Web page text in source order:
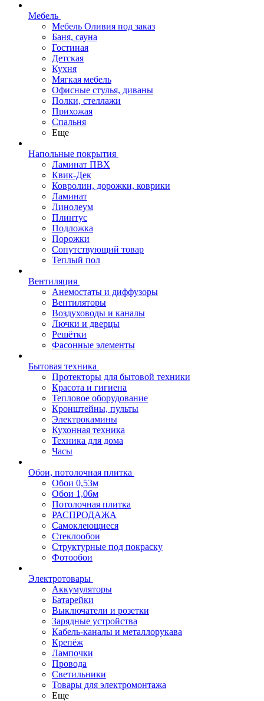
Мебель
Мебель Оливия под заказ
Баня, сауна
Гостиная
Детская
Кухня
Мягкая мебель
Офисные стулья, диваны
Полки, стеллажи
Прихожая
Спальня
Еще
Напольные покрытия
Ламинат ПВХ
Квик-Дек
Ковролин, дорожки, коврики
Ламинат
Линолеум
Плинтус
Подложка
Порожки
Сопутствующий товар
Теплый пол
Вентиляция
Анемостаты и диффузоры
Вентиляторы
Воздуховоды и каналы
Лючки и дверцы
Решётки
Фасонные элементы
Бытовая техника
Протекторы для бытовой техники
Красота и гигиена
Тепловое оборудование
Кронштейны, пульты
Электрокамины
Кухонная техника
Техника для дома
Часы
Обои, потолочная плитка
Обои 0,53м
Обои 1,06м
Потолочная плитка
РАСПРОДАЖА
Самоклеющиеся
Стеклообои
Структурные под покраску
Фотообои
Электротовары
Аккумуляторы
Батарейки
Выключатели и розетки
Зарядные устройства
Кабель-каналы и металлорукава
Крепёж
Лампочки
Провода
Светильники
Товары для электромонтажа
Еще